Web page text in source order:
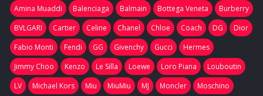
Amina Muaddi
Balenciaga Balmain Bottega Veneta
Burberry
BVLGARI
Cartier Celine Chanel Chloe Coach DG
Dior
Fabio Monti
Fendi GG Givenchy Gucci
Hermes
Jimmy Choo
Kenzo Le Silla Loewe Loro Piana
Louboutin
LV
Michael Kors Miu MiuMiu MJ Moncler
Moschino